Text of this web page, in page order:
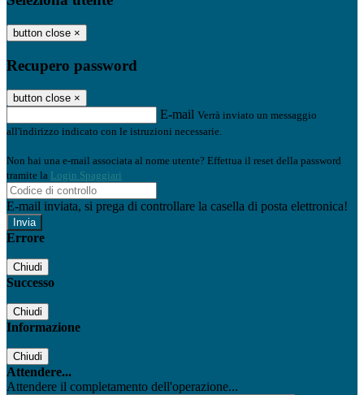
button close ×
Recupero password
button close ×
E-mail Verrà inviato un messaggio
all'indirizzo indicato con le istruzioni necessarie.
Non hai una e-mail associata al nome utente? Effettua il reset della password
tramite la Login Spaggiari
E-mail inviata, si prega di controllare la casella di posta elettronica!
Errore
Chiudi
Successo
Chiudi
Informazione
Chiudi
Attendere...
Attendere il completamento dell'operazione...